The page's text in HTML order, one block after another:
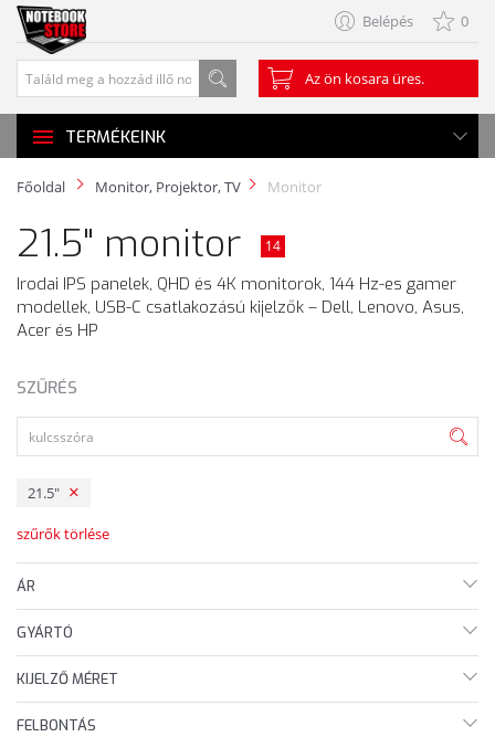
Belépés 0
Az ön kosara üres.
TERMÉKEINK
Főoldal Monitor, Projektor, TV Monitor
21.5" monitor 14
Irodai IPS panelek, QHD és 4K monitorok, 144 Hz-es gamer
modellek, USB-C csatlakozású kijelzők – Dell, Lenovo, Asus,
Acer és HP
SZŰRÉS
21.5"
szűrők törlése
ÁR
GYÁRTÓ
KIJELZŐ MÉRET
FELBONTÁS